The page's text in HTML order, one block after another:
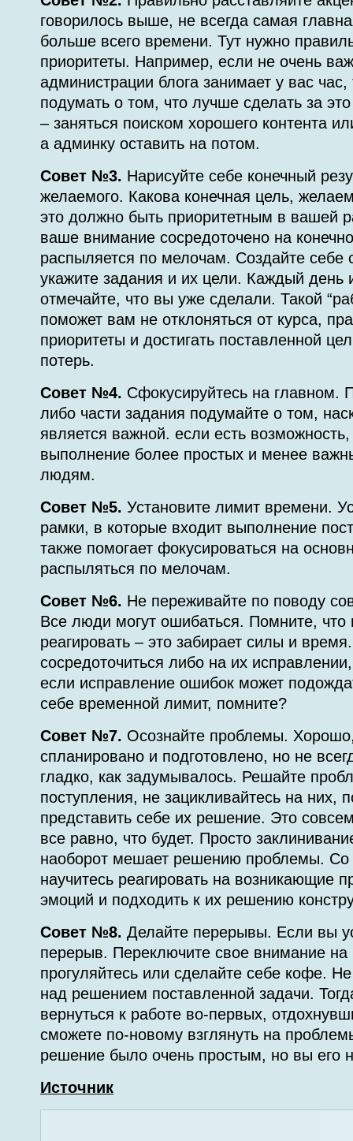
говорилось выше, не всегда самая
больше всего времени. Тут нужно
приоритеты. Например, если не очень
администрации блога занимает у вас час,
подумать о том, что лучше сделать за
– заняться поиском хорошего контента
а админку оставить на потом.
Совет №3. Нарисуйте себе конечный
желаемого. Какова конечная цель,
это должно быть приоритетным в вашей
ваше внимание сосредоточено на
распыляется по мелочам. Создайте себе
укажите задания и их цели. Каждый день
отмечайте, что вы уже сделали. Такой
поможет вам не отклоняться от курса,
приоритеты и достигать поставленной
потерь.
Совет №4. Сфокусируйтесь на главном.
либо части задания подумайте о том,
является важной. если есть возможность,
выполнение более простых и менее
людям.
Совет №5. Установите лимит времени.
рамки, в которые входит выполнение
также помогает фокусироваться на
распыляться по мелочам.
Совет №6. Не переживайте по поводу
Все люди могут ошибаться. Помните, что
реагировать – это забирает силы и
сосредоточиться либо на их
если исправление ошибок может
себе временной лимит, помните?
Совет №7. Осознайте проблемы.
спланировано и подготовлено, но не
гладко, как задумывалось. Решайте
поступления, не зацикливайтесь на них,
представить себе их решение. Это
все равно, что будет. Просто
наоборот мешает решению проблемы.
научитесь реагировать на возникающие
эмоций и подходить к их решению
Совет №8. Делайте перерывы. Если вы
перерыв. Переключите свое внимание на
прогуляйтесь или сделайте себе кофе.
над решением поставленной задачи.
вернуться к работе во-первых,
сможете по-новому взглянуть на
решение было очень простым, но вы его
Источник